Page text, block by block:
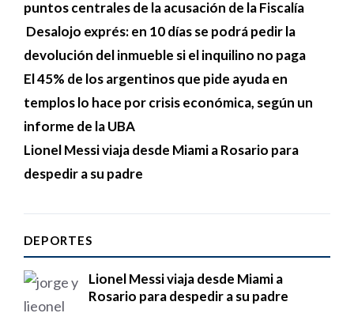
puntos centrales de la acusación de la Fiscalía
Desalojo exprés: en 10 días se podrá pedir la
devolución del inmueble si el inquilino no paga
El 45% de los argentinos que pide ayuda en
templos lo hace por crisis económica, según un
informe de la UBA
Lionel Messi viaja desde Miami a Rosario para
despedir a su padre
DEPORTES
Lionel Messi viaja desde Miami a
Rosario para despedir a su padre